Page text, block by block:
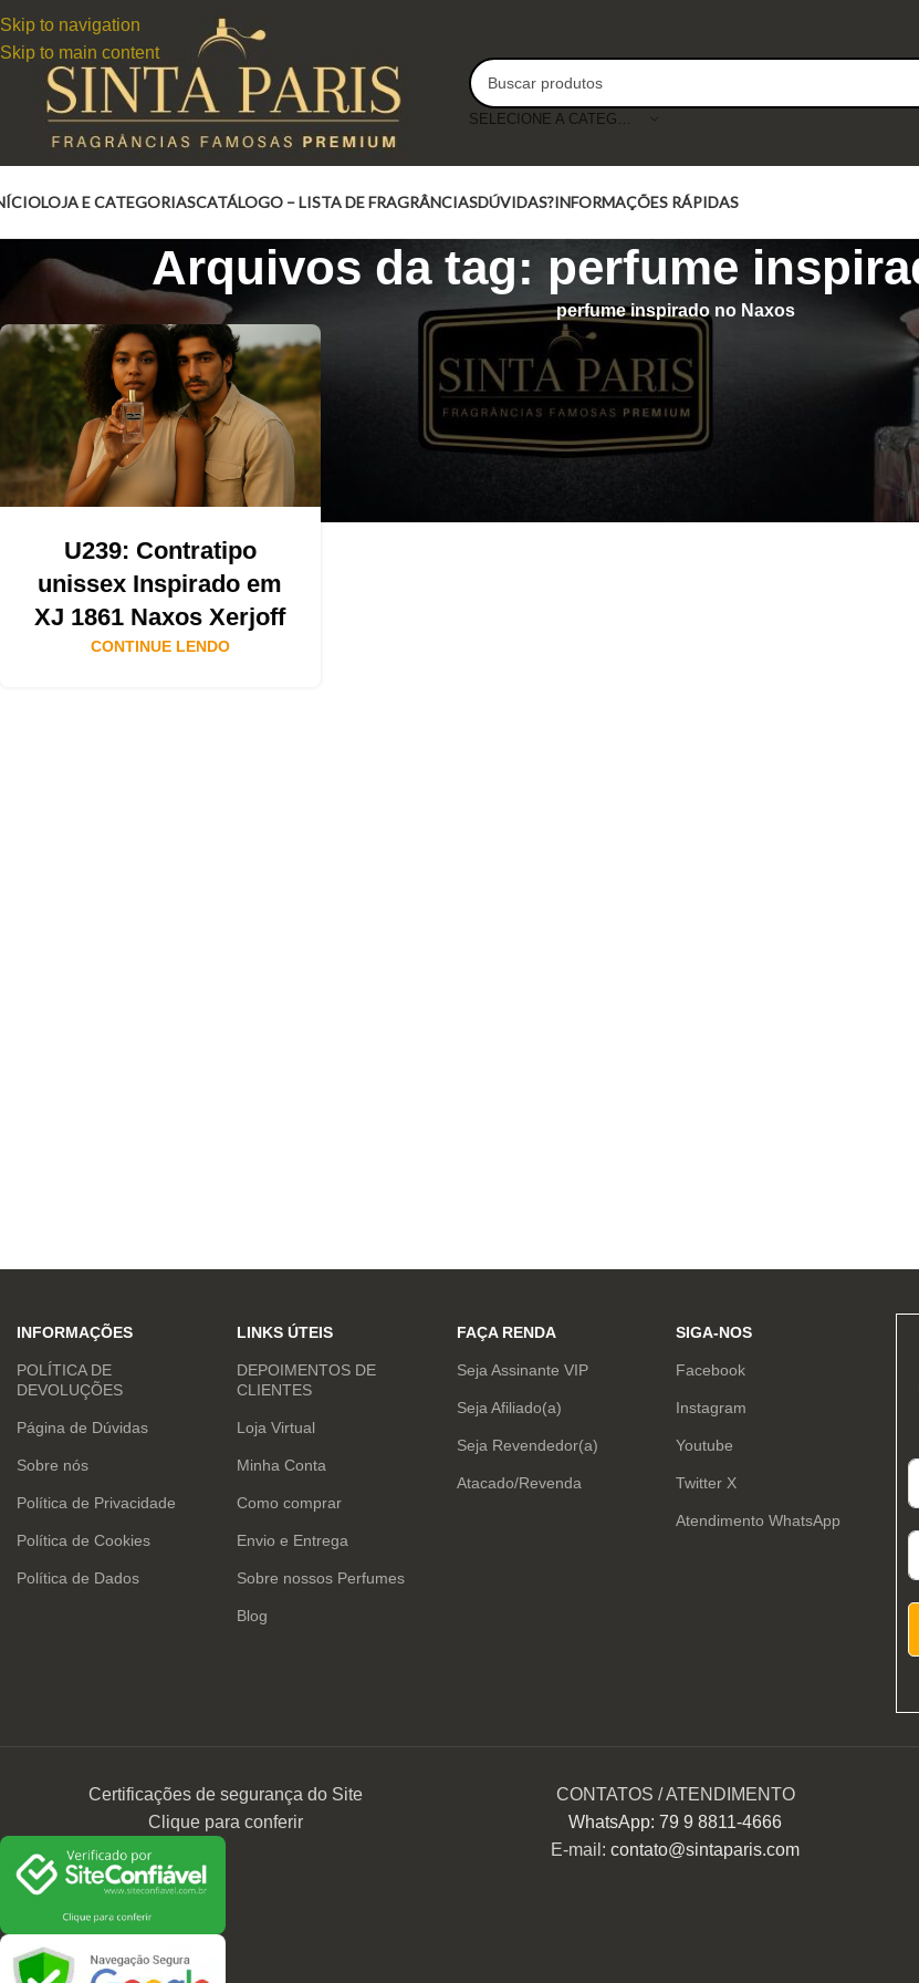
Skip to navigation
Skip to main content
SELECIONE A CATEGORIA
LOJA E CATEGORIASCATÁLOGO – LISTA DE FRAGRÂNCIASDÚVIDAS?INFORMAÇÕES RÁPIDAS
Arquivos da tag: perfume
perfume inspirado no Naxos
U239: Contratipo
unissex Inspirado em
XJ 1861 Naxos Xerjoff
CONTINUE LENDO
INFORMAÇÕES
POLÍTICA DE
DEVOLUÇÕES
Página de Dúvidas
Sobre nós
Política de Privacidade
Política de Cookies
Política de Dados
LINKS ÚTEIS
DEPOIMENTOS DE
CLIENTES
Loja Virtual
Minha Conta
Como comprar
Envio e Entrega
Sobre nossos Perfumes
Blog
FAÇA RENDA
Seja Assinante VIP
Seja Afiliado(a)
Seja Revendedor(a)
Atacado/Revenda
SIGA-NOS
Facebook
Instagram
Youtube
Twitter X
Atendimento WhatsApp
Certificações de segurança do Site
Clique para conferir
CONTATOS / ATENDIMENTO
WhatsApp: 79 9 8811-4666
E-mail:contato@sintaparis.com